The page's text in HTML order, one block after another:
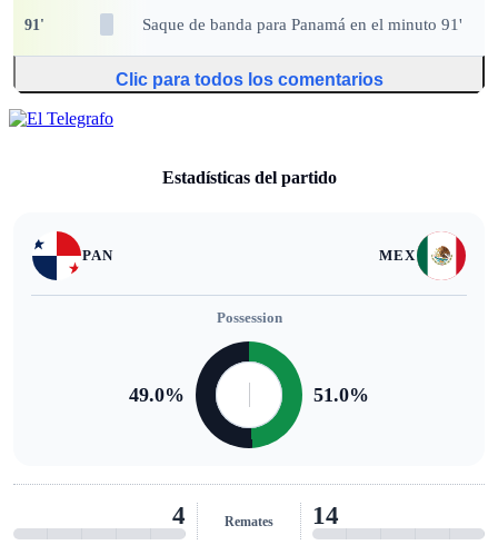
91' Saque de banda para Panamá en el minuto 91'
Clic para todos los comentarios
Estadísticas del partido
PAN MEX
Possession
49.0% 51.0%
1 Remates al arco 7